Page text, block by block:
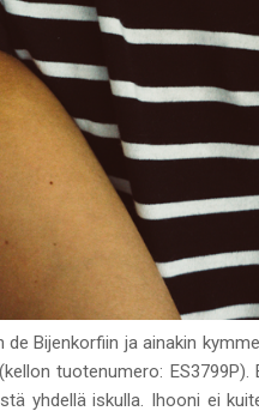
Bijenkorfiin ja ainakin
(kellon tuotenumero:
yhdellä iskulla. Ihooni ei